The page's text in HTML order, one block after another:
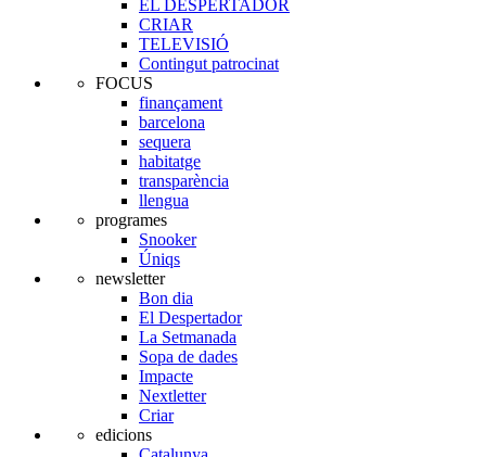
EL DESPERTADOR
CRIAR
TELEVISIÓ
Contingut patrocinat
FOCUS
finançament
barcelona
sequera
habitatge
transparència
llengua
programes
Snooker
Úniqs
newsletter
Bon dia
El Despertador
La Setmanada
Sopa de dades
Impacte
Nextletter
Criar
edicions